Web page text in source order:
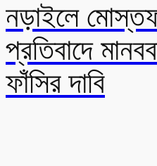
নড়াইলে
প্রতিবাদে
ফাঁসির দাবি